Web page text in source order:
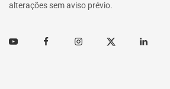
alterações sem aviso prévio.
Youtube FacebookInstagramTwitter Linkedin